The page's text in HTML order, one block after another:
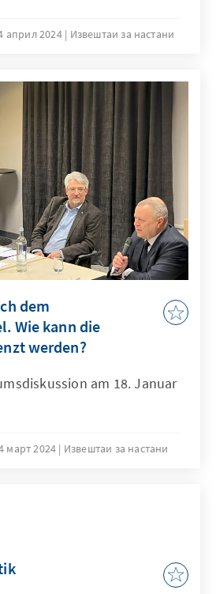
април 2024 Извештаи за настани
dem
Wie kann die
werden?
am 18. Januar
март 2024 Извештаи за настани